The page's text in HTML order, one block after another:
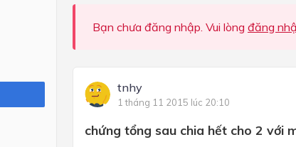
Bạn chưa đăng nhập. Vui lòng đăng
tnhy
1 tháng 11 2015 lúc 20:10
chứng tổng sau chia hết cho 2 với